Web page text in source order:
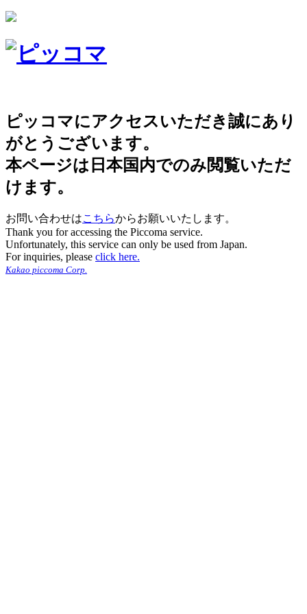
ピッコマにアクセスいただき誠にあり
がとうございます。
本ページは日本国内でのみ閲覧いただ
けます。
お問い合わせはこちらからお願いいたします。
Thank you for accessing the Piccoma service.
Unfortunately, this service can only be used from Japan.
For inquiries, please click here.
Kakao piccoma Corp.